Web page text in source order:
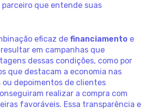
que entende suas
eficaz de financiamento e
em campanhas que
dessas condições, como por
que destacam a economia nas
ou depoimentos de clientes
realizar a compra com
favoráveis. Essa transparência e